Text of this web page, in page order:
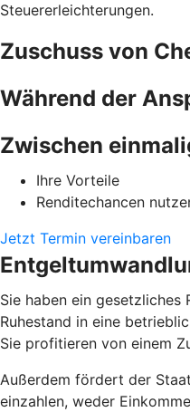
Steuererleichterungen.
Zuschuss von
Während der
Zwischen
Ihre Vorteile
Renditechancen
Jetzt Termin vereinbaren
Sie haben ein gesetzliches
Ruhestand in eine
Sie profitieren von einem
Außerdem fördert der
einzahlen, weder